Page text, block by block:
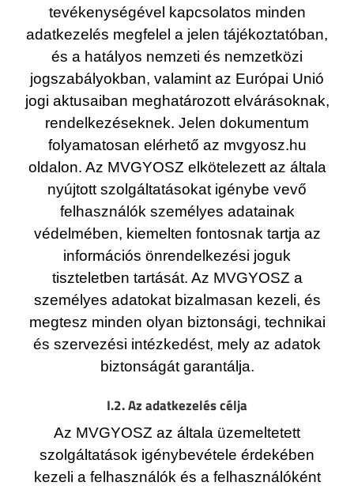
tevékenységével kapcsolatos minden
adatkezelés megfelel a jelen tájékoztatóban,
és a hatályos nemzeti és nemzetközi
jogszabályokban, valamint az Európai Unió
jogi aktusaiban meghatározott elvárásoknak,
rendelkezéseknek. Jelen dokumentum
folyamatosan elérhető az mvgyosz.hu
oldalon. Az MVGYOSZ elkötelezett az általa
nyújtott szolgáltatásokat igénybe vevő
felhasználók személyes adatainak
védelmében, kiemelten fontosnak tartja az
információs önrendelkezési joguk
tiszteletben tartását. Az MVGYOSZ a
személyes adatokat bizalmasan kezeli, és
megtesz minden olyan biztonsági, technikai
és szervezési intézkedést, mely az adatok
biztonságát garantálja.
I.2. Az adatkezelés célja
Az MVGYOSZ az általa üzemeltetett
szolgáltatások igénybevétele érdekében
kezeli a felhasználók és a felhasználóként